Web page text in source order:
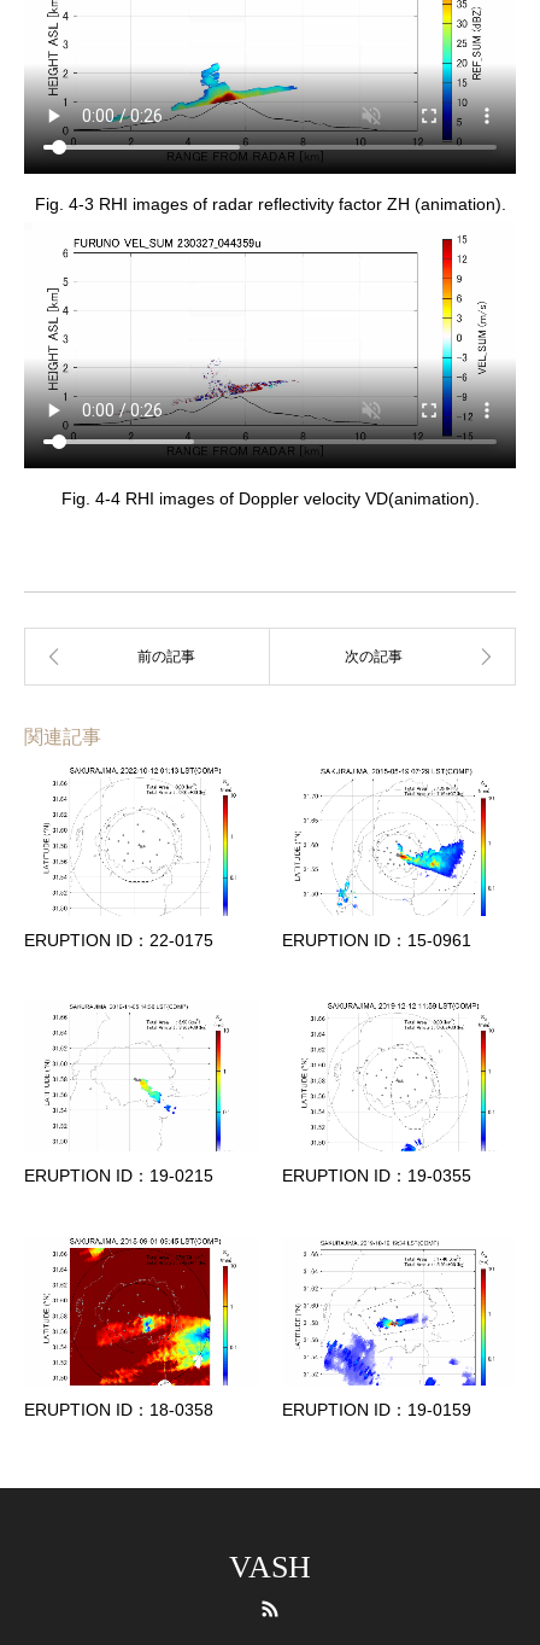
Fig. 4-3 RHI images of radar reflectivity factor ZH (animation).
Fig. 4-4 RHI images of Doppler velocity VD(animation).
関連記事
ERUPTION ID：22-0175 ERUPTION ID：15-0961
ERUPTION ID：19-0215 ERUPTION ID：19-0355
ERUPTION ID：18-0358 ERUPTION ID：19-0159
VASH